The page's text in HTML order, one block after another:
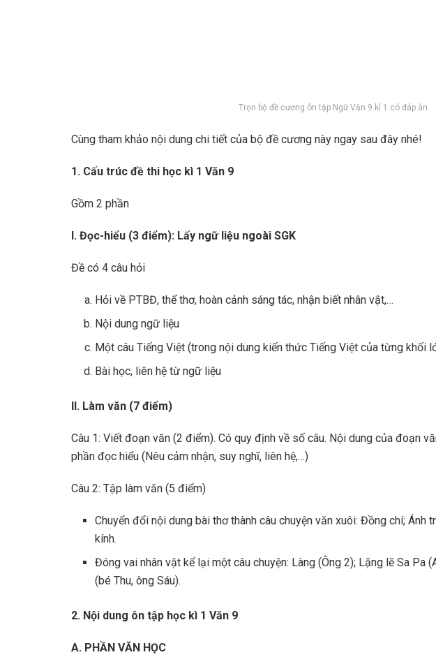
Trọn bộ đề cương ôn tập Ngữ Văn 9 kì 1 có đáp án
Cùng tham khảo nội dung chi tiết của bộ đề cương này ngay sau đây nhé!
1. Cấu trúc đề thi học kì 1 Văn 9
Gồm 2 phần
I. Đọc-hiểu (3 điểm): Lấy ngữ liệu ngoài SGK
Đề có 4 câu hỏi
Hỏi về PTBĐ, thể thơ, hoàn cảnh sáng tác, nhận biết nhân vật,…
Nội dung ngữ liệu
Một câu Tiếng Việt (trong nội dung kiến thức Tiếng Việt của từng khối
Bài học, liên hệ từ ngữ liệu
II. Làm văn (7 điểm)
Câu 1: Viết đoạn văn (2 điểm). Có quy định về số câu. Nội dung của đoạn
phần đọc hiểu (Nêu cảm nhận, suy nghĩ, liên hệ,…)
Câu 2: Tập làm văn (5 điểm)
Chuyển đổi nội dung bài thơ thành câu chuyện văn xuôi: Đồng chí; Ánh
kính.
Đóng vai nhân vật kể lại một câu chuyện: Làng (Ông 2); Lặng lẽ Sa Pa
(bé Thu, ông Sáu).
2. Nội dung ôn tập học kì 1 Văn 9
A. PHẦN VĂN HỌC